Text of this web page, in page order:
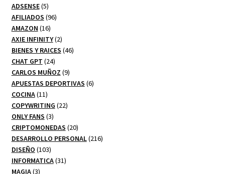
ADSENSE 55
productos
AFILIADOS 9696
AMAZON 1616
productos
AXIE INFINITY 22
productos
BIENES Y RAICES 4646
CHAT GPT 2424
productos
CARLOS MUÑOZ 99
productos
APUESTAS DEPORTIVAS 66
COCINA 1111
productos
COPYWRITING 2222
ONLY FANS 33
productos
CRIPTOMONEDAS 2020
productos
DESARROLLO PERSONAL 216216
DISEÑO 103103
productos
INFORMATICA 3131
MAGIA 33